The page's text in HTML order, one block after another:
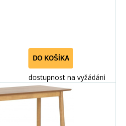
DO KOŠÍKA
dostupnost na vyžádání